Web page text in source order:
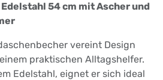
54 cm mit Ascher und
vereint Design
praktischen Alltagshelfer.
Edelstahl, eignet er sich ideal